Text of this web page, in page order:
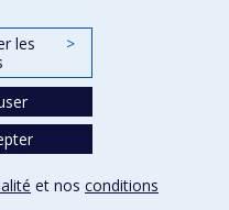
Université de
les
>
et nos conditions